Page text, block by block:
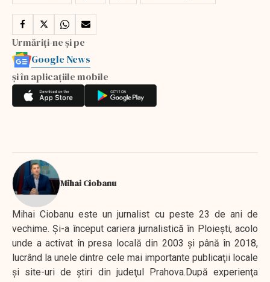
Urmăriți-ne și pe
Google News
și în aplicațiile mobile
Mihai Ciobanu
Mihai Ciobanu este un jurnalist cu peste 23 de ani de
vechime. Şi-a început cariera jurnalistică în Ploieşti, acolo
unde a activat în presa locală din 2003 şi până în 2018,
lucrând la unele dintre cele mai importante publicaţii locale
şi site-uri de ştiri din judeţul Prahova.După experienţa